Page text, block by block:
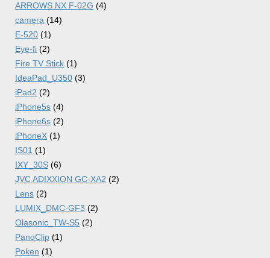
ARROWS NX F-02G (4)
camera (14)
E-520 (1)
Eye-fi (2)
Fire TV Stick (1)
IdeaPad_U350 (3)
iPad2 (2)
iPhone5s (4)
iPhone6s (2)
iPhoneX (1)
IS01 (1)
IXY_30S (6)
JVC ADIXXION GC-XA2 (2)
Lens (2)
LUMIX_DMC-GF3 (2)
Olasonic_TW-S5 (2)
PanoClip (1)
Poken (1)